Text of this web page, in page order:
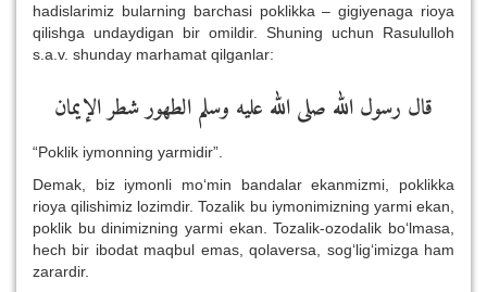
hadislarimiz bularning barchasi poklikka – gigiyenaga rioya
qilishga undaydigan bir omildir. Shuning uchun Rasululloh
s.a.v. shunday marhamat qilganlar:
قال رسول الله صلى الله عليه وسلم الطهور شطر الإيمان
“Poklik iymonning yarmidir”.
Demak, biz iymonli mo‘min bandalar ekanmizmi, poklikka
rioya qilishimiz lozimdir. Tozalik bu iymonimizning yarmi ekan,
poklik bu dinimizning yarmi ekan. Tozalik-ozodalik bo‘lmasa,
hech bir ibodat maqbul emas, qolaversa, sog‘lig‘imizga ham
zarardir.